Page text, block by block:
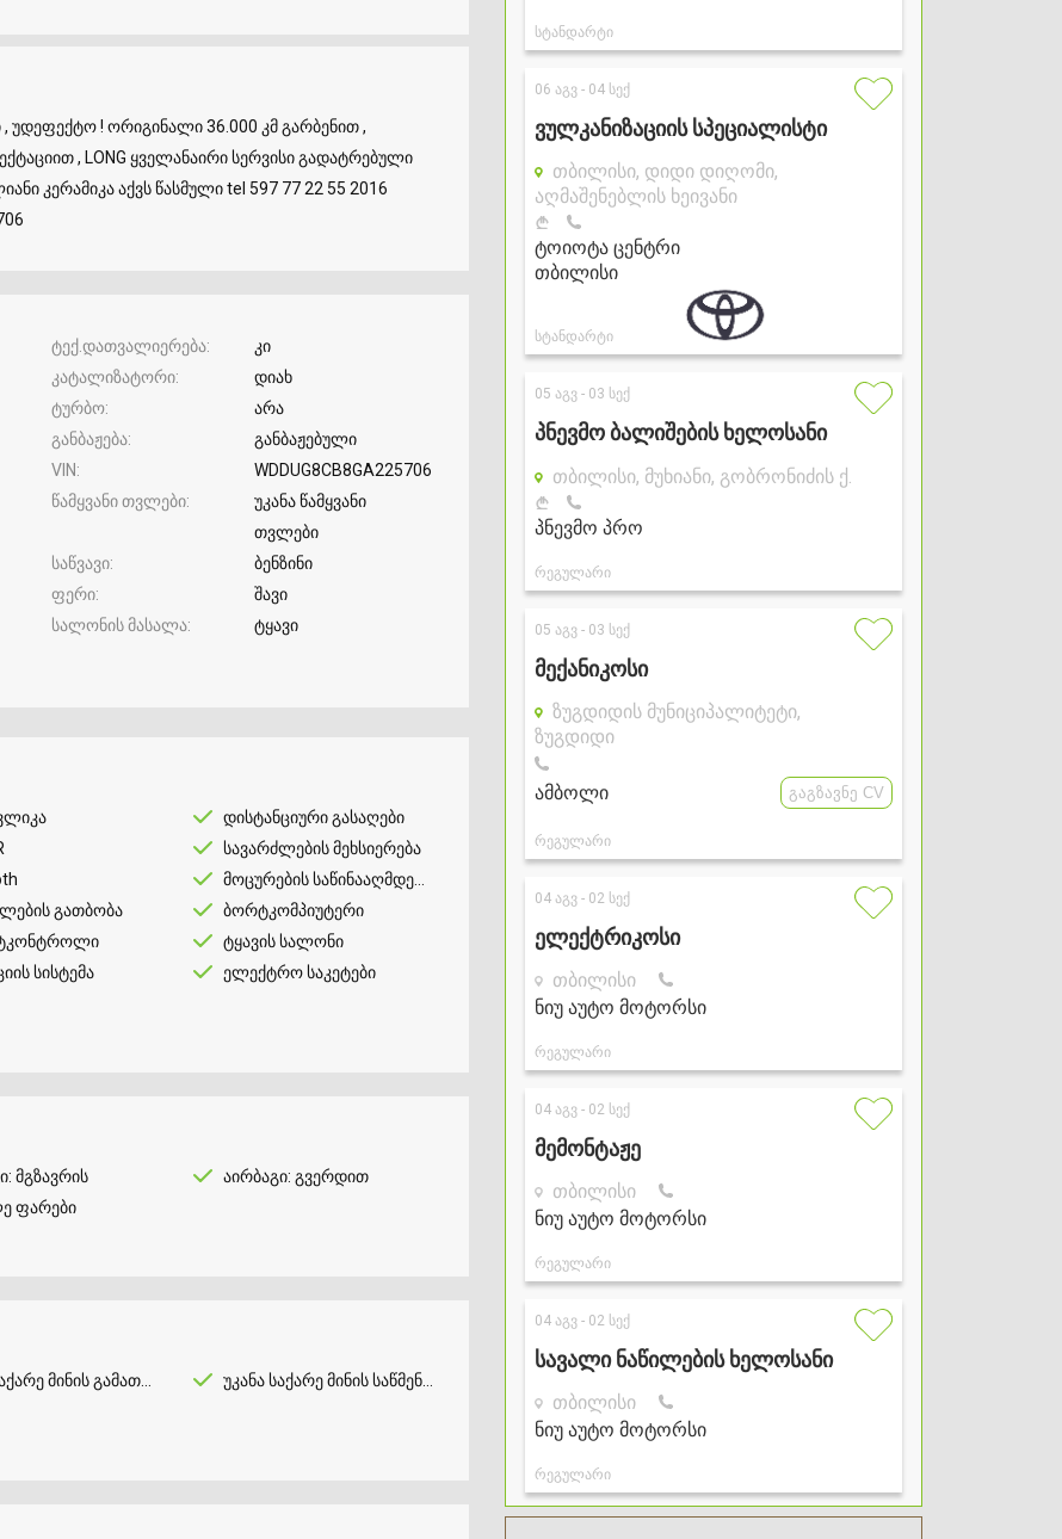
! ორიგინალი 36.000 კმ გარბენით ,
, LONG ყველანაირი სერვისი გადატრებული
კერამიკა აქვს წასმული tel 597 77 22 55 2016
ტექ.დათვალიერება
კი
კატალიზატორი
დიახ
ტურბო
არა
განბაჟება
განბაჟებული
VIN
WDDUG8CB8GA225706
წამყვანი თვლები
უკანა წამყვანი
თვლები
საწვავი
ბენზინი
ფერი
შავი
სალონის მასალა
ტყავი
დისტანციური გასაღები
სავარძლების მეხსიერება
მოცურების საწინააღმდეგო
გათბობა
ბორტკომპიუტერი
ტყავის სალონი
სისტემა
ელექტრო საკეტები
მგზავრის
აირბაგი: გვერდით
ფარები
მინის გამათბობელი
უკანა საქარე მინის საწმენდი